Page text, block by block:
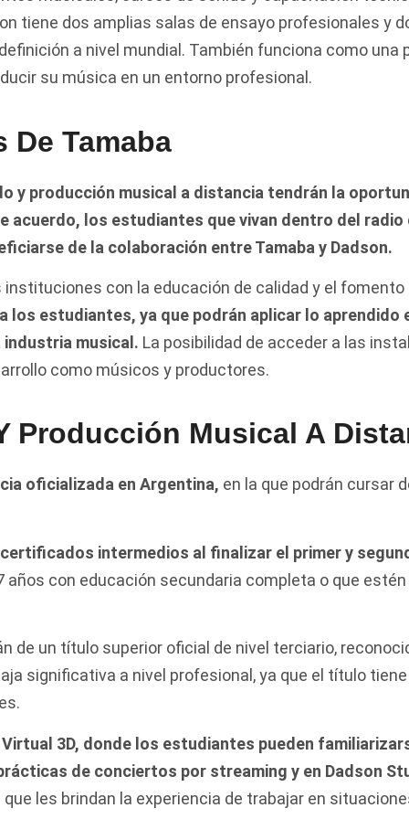
tiene dos amplias salas de ensayo profesionales y
a nivel mundial. También funciona como una
su música en un entorno profesional.
Tamaba
y producción musical a distancia tendrán la
acuerdo, los estudiantes que vivan dentro del
de la colaboración entre Tamaba y Dadson.
con la educación de calidad y el
estudiantes, ya que podrán aplicar lo aprendido
musical. La posibilidad de acceder a las
como músicos y productores.
Producción Musical A
oficializada en Argentina, en la que podrán cursar
intermedios al finalizar el primer y
con educación secundaria completa o que
de un título superior oficial de nivel terciario,
significativa a nivel profesional, ya que el título
3D, donde los estudiantes pueden
de conciertos por streaming y en Dadson
que les brindan la experiencia de trabajar en